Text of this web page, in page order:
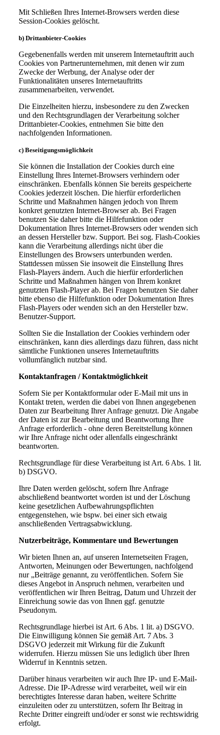
Mit Schließen Ihres Internet-Browsers werden diese
Session-Cookies gelöscht.
b) Drittanbieter-Cookies
Gegebenenfalls werden mit unserem Internetauftritt auch
Cookies von Partnerunternehmen, mit denen wir zum
Zwecke der Werbung, der Analyse oder der
Funktionalitäten unseres Internetauftritts
zusammenarbeiten, verwendet.
Die Einzelheiten hierzu, insbesondere zu den Zwecken
und den Rechtsgrundlagen der Verarbeitung solcher
Drittanbieter-Cookies, entnehmen Sie bitte den
nachfolgenden Informationen.
c) Beseitigungsmöglichkeit
Sie können die Installation der Cookies durch eine
Einstellung Ihres Internet-Browsers verhindern oder
einschränken. Ebenfalls können Sie bereits gespeicherte
Cookies jederzeit löschen. Die hierfür erforderlichen
Schritte und Maßnahmen hängen jedoch von Ihrem
konkret genutzten Internet-Browser ab. Bei Fragen
benutzen Sie daher bitte die Hilfefunktion oder
Dokumentation Ihres Internet-Browsers oder wenden sich
an dessen Hersteller bzw. Support. Bei sog. Flash-Cookies
kann die Verarbeitung allerdings nicht über die
Einstellungen des Browsers unterbunden werden.
Stattdessen müssen Sie insoweit die Einstellung Ihres
Flash-Players ändern. Auch die hierfür erforderlichen
Schritte und Maßnahmen hängen von Ihrem konkret
genutzten Flash-Player ab. Bei Fragen benutzen Sie daher
bitte ebenso die Hilfefunktion oder Dokumentation Ihres
Flash-Players oder wenden sich an den Hersteller bzw.
Benutzer-Support.
Sollten Sie die Installation der Cookies verhindern oder
einschränken, kann dies allerdings dazu führen, dass nicht
sämtliche Funktionen unseres Internetauftritts
vollumfänglich nutzbar sind.
Kontaktanfragen / Kontaktmöglichkeit
Sofern Sie per Kontaktformular oder E-Mail mit uns in
Kontakt treten, werden die dabei von Ihnen angegebenen
Daten zur Bearbeitung Ihrer Anfrage genutzt. Die Angabe
der Daten ist zur Bearbeitung und Beantwortung Ihre
Anfrage erforderlich - ohne deren Bereitstellung können
wir Ihre Anfrage nicht oder allenfalls eingeschränkt
beantworten.
Rechtsgrundlage für diese Verarbeitung ist Art. 6 Abs. 1 lit.
b) DSGVO.
Ihre Daten werden gelöscht, sofern Ihre Anfrage
abschließend beantwortet worden ist und der Löschung
keine gesetzlichen Aufbewahrungspflichten
entgegenstehen, wie bspw. bei einer sich etwaig
anschließenden Vertragsabwicklung.
Nutzerbeiträge, Kommentare und Bewertungen
Wir bieten Ihnen an, auf unseren Internetseiten Fragen,
Antworten, Meinungen oder Bewertungen, nachfolgend
nur „Beiträge genannt, zu veröffentlichen. Sofern Sie
dieses Angebot in Anspruch nehmen, verarbeiten und
veröffentlichen wir Ihren Beitrag, Datum und Uhrzeit der
Einreichung sowie das von Ihnen ggf. genutzte
Pseudonym.
Rechtsgrundlage hierbei ist Art. 6 Abs. 1 lit. a) DSGVO.
Die Einwilligung können Sie gemäß Art. 7 Abs. 3
DSGVO jederzeit mit Wirkung für die Zukunft
widerrufen. Hierzu müssen Sie uns lediglich über Ihren
Widerruf in Kenntnis setzen.
Darüber hinaus verarbeiten wir auch Ihre IP- und E-Mail-
Adresse. Die IP-Adresse wird verarbeitet, weil wir ein
berechtigtes Interesse daran haben, weitere Schritte
einzuleiten oder zu unterstützen, sofern Ihr Beitrag in
Rechte Dritter eingreift und/oder er sonst wie rechtswidrig
erfolgt.